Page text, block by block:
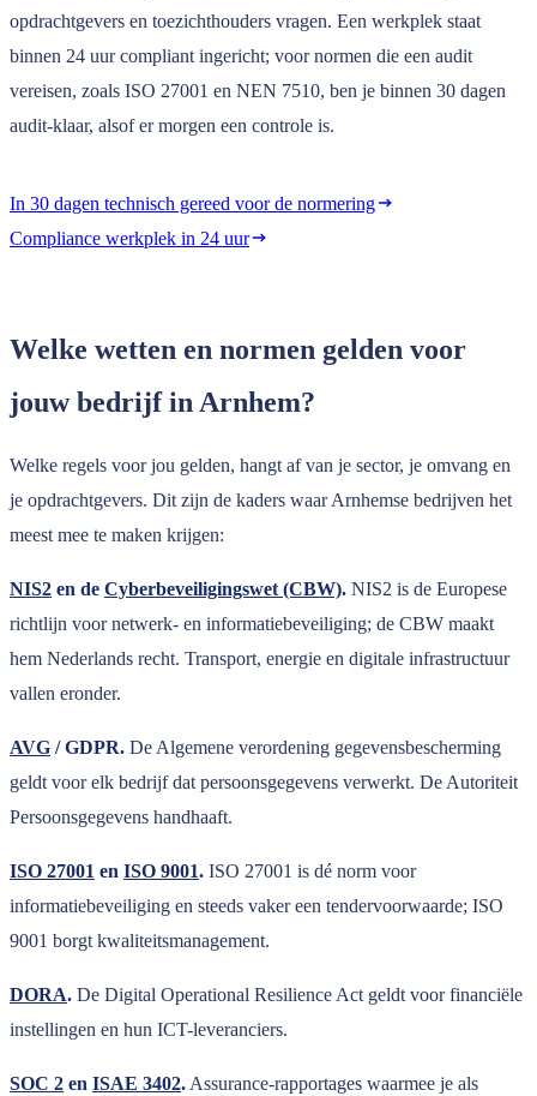
opdrachtgevers en toezichthouders vragen. Een werkplek staat
binnen 24 uur compliant ingericht; voor normen die een audit
vereisen, zoals ISO 27001 en NEN 7510, ben je binnen 30 dagen
audit-klaar, alsof er morgen een controle is.
In 30 dagen technisch gereed voor de normering
Compliance werkplek in 24 uur
Welke wetten en normen gelden voor
jouw bedrijf in Arnhem?
Welke regels voor jou gelden, hangt af van je sector, je omvang en
je opdrachtgevers. Dit zijn de kaders waar Arnhemse bedrijven het
meest mee te maken krijgen:
NIS2 en de Cyberbeveiligingswet (CBW). NIS2 is de Europese
richtlijn voor netwerk- en informatiebeveiliging; de CBW maakt
hem Nederlands recht. Transport, energie en digitale infrastructuur
vallen eronder.
AVG / GDPR. De Algemene verordening gegevensbescherming
geldt voor elk bedrijf dat persoonsgegevens verwerkt. De Autoriteit
Persoonsgegevens handhaaft.
ISO 27001 en ISO 9001. ISO 27001 is dé norm voor
informatiebeveiliging en steeds vaker een tendervoorwaarde; ISO
9001 borgt kwaliteitsmanagement.
DORA. De Digital Operational Resilience Act geldt voor financiële
instellingen en hun ICT-leveranciers.
SOC 2 en ISAE 3402.Assurance-rapportages waarmee je als